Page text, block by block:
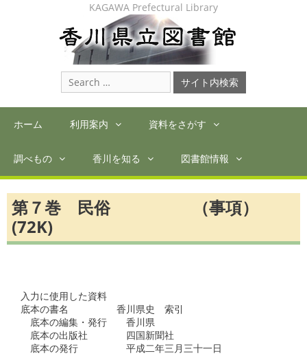
KAGAWA Prefectural Library
Search
for:
ホーム 利用案内 資料をさがす
調べもの 香川を知る 図書館情報
第７巻 民俗 （事項）
(72K)
入力に使用した資料
底本の書名　　　　　香川県史　索引
底本の編集・発行　　香川県
底本の出版社　　　　四国新聞社
底本の発行　　　　　平成二年三月三十一日